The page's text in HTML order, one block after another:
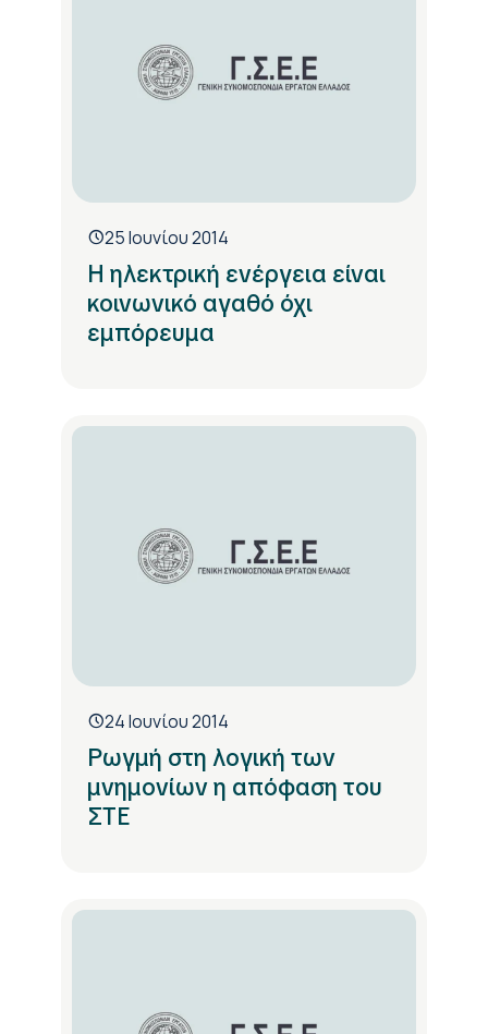
25 Ιουνίου 2014
H ηλεκτρική ενέργεια είναι
κοινωνικό αγαθό όχι
εμπόρευμα
24 Ιουνίου 2014
Ρωγμή στη λογική των
μνημονίων η απόφαση του
ΣΤΕ